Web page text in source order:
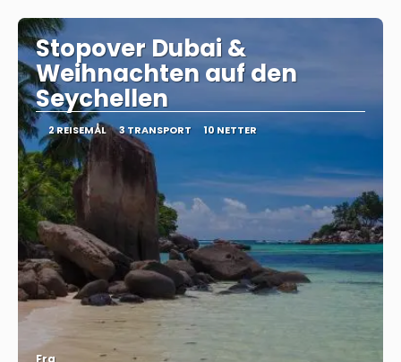
Stopover Dubai &
Weihnachten auf den
Seychellen
2 REISEMÅL 3 TRANSPORT 10 NETTER
Fra